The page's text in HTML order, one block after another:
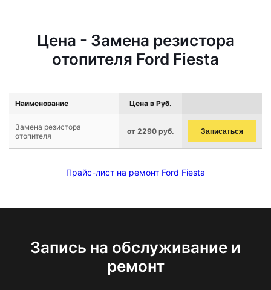
Цена - Замена резистора
отопителя Ford Fiesta
Наименование Цена в Руб.
Замена резистора
отопителя
от 2290 руб. Записаться
Прайс-лист на ремонт Ford Fiesta
Запись на обслуживание и
ремонт